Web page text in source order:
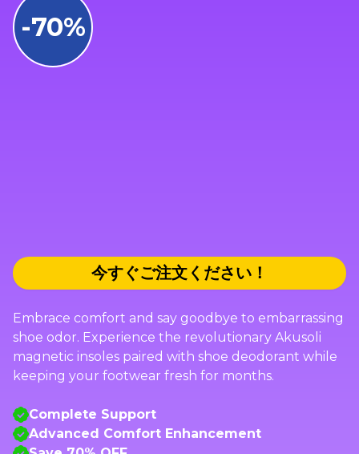
-70%
今すぐご注文ください！
Embrace comfort and say goodbye to embarrassing
shoe odor. Experience the revolutionary Akusoli
magnetic insoles paired with shoe deodorant while
keeping your footwear fresh for months.
Complete Support
Advanced Comfort Enhancement